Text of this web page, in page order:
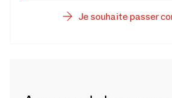
Je souhaite passer